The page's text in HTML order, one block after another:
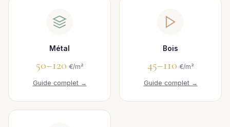
Métal
50–120 €/m²
Guide complet →
Bois
45–110 €/m²
Guide complet →